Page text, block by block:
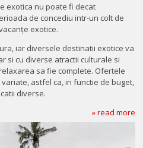
exotica nu poate fi decat
de concediu intr-un colt de
exotice.
iar diversele destinatii exotice va
si cu diverse atractii culturale si
sa fie complete. Ofertele
astfel ca, in functie de buget,
diverse.
» read more